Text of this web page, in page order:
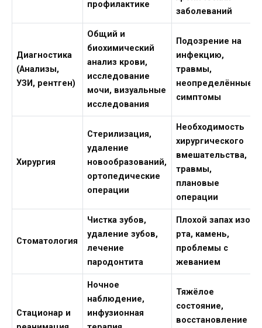
профилактике
заболеваний
Диагностика
(Анализы,
УЗИ, рентген)
Общий и
биохимический
анализ крови,
исследование
мочи, визуальные
исследования
Подозрение на
инфекцию,
травмы,
неопределённые
симптомы
Хирургия
Стерилизация,
удаление
новообразований,
ортопедические
операции
Необходимость
хирургического
вмешательства,
травмы,
плановые
операции
Стоматология
Чистка зубов,
удаление зубов,
лечение
пародонтита
Плохой запах изо
рта, камень,
проблемы с
жеванием
Стационар и
Ночное
наблюдение,
инфузионная
Тяжёлое
состояние,
восстановление